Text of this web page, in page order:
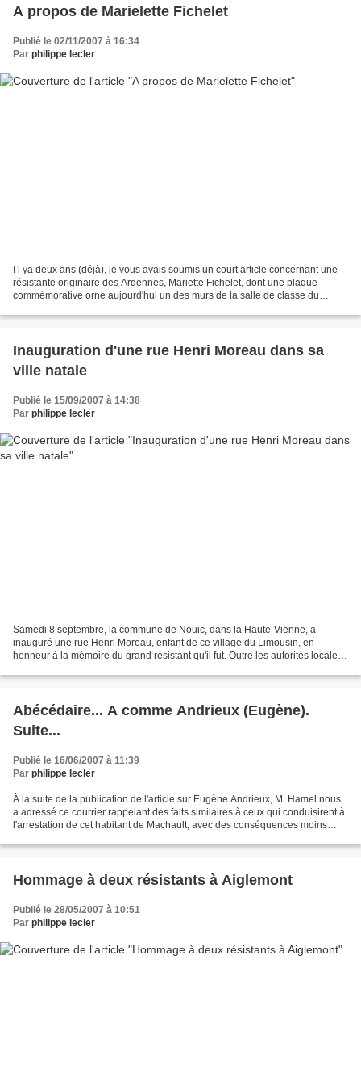
A propos de Marielette Fichelet
Publié le 02/11/2007 à 16:34
Par philippe lecler
I l ya deux ans (déjà), je vous avais soumis un court article concernant une
résistante originaire des Ardennes, Mariette Fichelet, dont une plaque
commémorative orne aujourd'hui un des murs de la salle de classe du
Inauguration d'une rue Henri Moreau dans sa
ville natale
Publié le 15/09/2007 à 14:38
Par philippe lecler
Samedi 8 septembre, la commune de Nouic, dans la Haute-Vienne, a
inauguré une rue Henri Moreau, enfant de ce village du Limousin, en
honneur à la mémoire du grand résistant qu'il fut. Outre les autorités locales
Abécédaire... A comme Andrieux (Eugène).
Suite...
Publié le 16/06/2007 à 11:39
Par philippe lecler
À la suite de la publication de l'article sur Eugène Andrieux, M. Hamel nous
a adressé ce courrier rappelant des faits similaires à ceux qui conduisirent à
l'arrestation de cet habitant de Machault, avec des conséquences moins
Hommage à deux résistants à Aiglemont
Publié le 28/05/2007 à 10:51
Par philippe lecler